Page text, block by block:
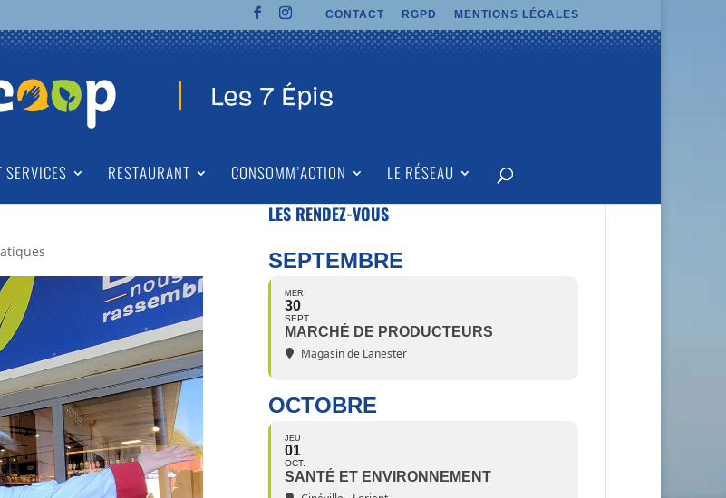
CONTACT RGPD MENTIONS LÉGALES
SERVICES RESTAURANT CONSOMM’ACTION LE RÉSEAU
LES RENDEZ-VOUS
SEPTEMBRE
MER
30
SEPT.
MARCHÉ DE PRODUCTEURS
Magasin de Lanester
OCTOBRE
JEU
01
OCT.
SANTÉ ET ENVIRONNEMENT